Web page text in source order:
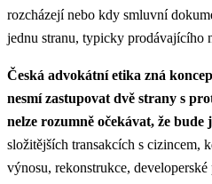
rozcházejí nebo kdy smluvní
jednu stranu, typicky prodávajícího
Česká advokátní etika zná
nesmí zastupovat dvě strany s
nelze rozumně očekávat, že bude
složitějších transakcích s cizincem,
výnosu, rekonstrukce,